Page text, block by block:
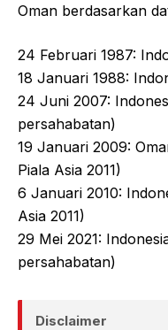
Oman berdasarkan
24 Februari 1987:
18 Januari 1988:
24 Juni 2007:
persahabatan)
19 Januari 2009:
Piala Asia 2011)
6 Januari 2010:
Asia 2011)
29 Mei 2021:
persahabatan)
Disclaimer